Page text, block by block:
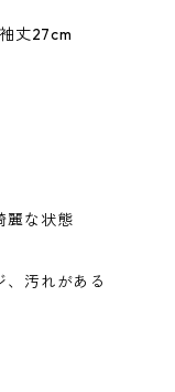
丈27cm
麗な状態
、汚れがある